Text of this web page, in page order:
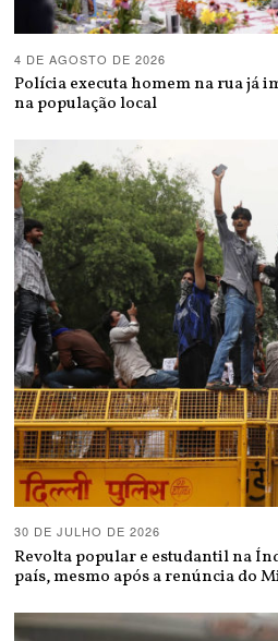
4 DE AGOSTO DE 2026
Polícia executa homem na rua já
na população local
30 DE JULHO DE 2026
Revolta popular e estudantil na
país, mesmo após a renúncia do